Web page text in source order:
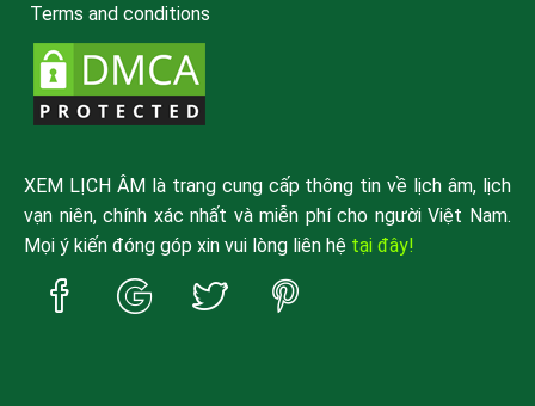
Terms and conditions
XEM LỊCH ÂM là trang cung cấp thông tin về lịch âm, lịch
vạn niên, chính xác nhất và miễn phí cho người Việt Nam.
Mọi ý kiến đóng góp xin vui lòng liên hệ tại đây!
Trang
Facebook
Trang
Google
Trang
Twitter
Trang
Pinterest